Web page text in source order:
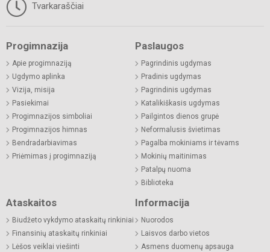
Tvarkaraščiai
Progimnazija
Apie progimnaziją
Ugdymo aplinka
Vizija, misija
Pasiekimai
Progimnazijos simboliai
Progimnazijos himnas
Bendradarbiavimas
Priėmimas į progimnaziją
Paslaugos
Pagrindinis ugdymas
Pradinis ugdymas
Pagrindinis ugdymas
Katalikiškasis ugdymas
Pailgintos dienos grupė
Neformalusis švietimas
Pagalba mokiniams ir tėvams
Mokinių maitinimas
Patalpų nuoma
Biblioteka
Ataskaitos
Biudžeto vykdymo ataskaitų rinkiniai
Finansinių ataskaitų rinkiniai
Lėšos veiklai viešinti
Informacija
Nuorodos
Laisvos darbo vietos
Asmens duomenų apsauga